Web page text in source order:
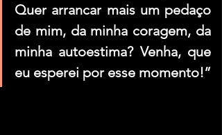
Quer arrancar mais um pedaço
de mim, da minha coragem, da
minha autoestima? Venha, que
eu esperei por esse momento!”